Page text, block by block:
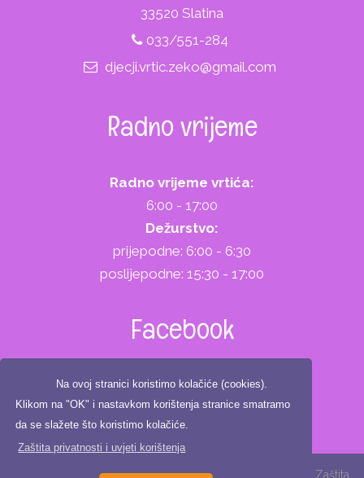
Na ovoj stranici koristimo kolačiće (cookies).
Klikom na "OK" i nastavkom korištenja stranice smatramo
da se slažete što koristimo kolačiće.
Zaštita privatnosti i uvjeti korištenja
33520 Slatina
033/551-284
djecji.vrtic.zeko@gmail.com
Radno vrijeme
Radno vrijeme vrtića:
6:00 - 17:00
Dežurstvo:
prijepodne: 6:00 - 6:30
poslijepodne: 15:30 - 17:00
Facebook
Copyright ©2025. Dječji vrtić Zeko, All Rights Reserved | Zaštita